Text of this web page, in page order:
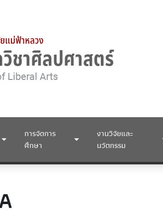
การจัดการ
ศึกษา
งานวิจัยและ
นวัตกรรม